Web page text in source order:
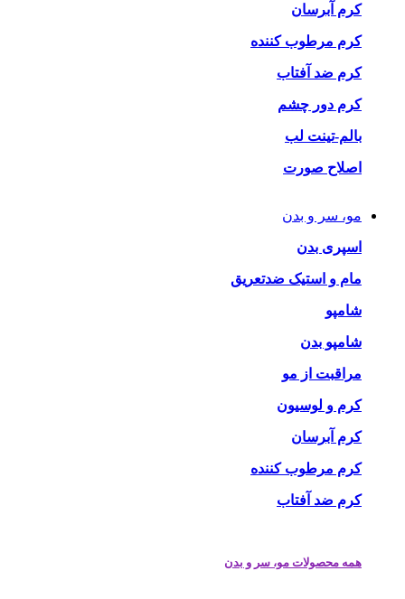
کرم آبرسان
کرم مرطوب کننده
کرم ضد آفتاب
کرم دور چشم
بالم-تینت لب
اصلاح صورت
مو، سر و بدن
اسپری بدن
مام و استیک ضدتعریق
شامپو
شامپو بدن
مراقبت از مو
کرم و لوسیون
کرم آبرسان
کرم مرطوب کننده
کرم ضد آفتاب
همه محصولات مو، سر و بدن